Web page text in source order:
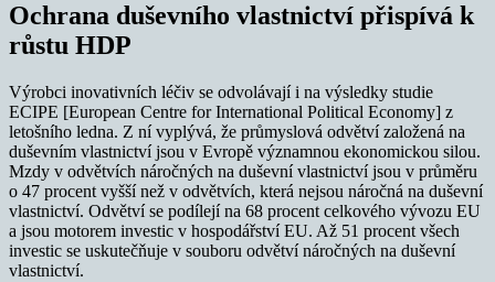
Ochrana duševního vlastnictví přispívá k
růstu HDP
Výrobci inovativních léčiv se odvolávají i na výsledky studie
ECIPE [European Centre for International Political Economy] z
letošního ledna. Z ní vyplývá, že průmyslová odvětví založená na
duševním vlastnictví jsou v Evropě významnou ekonomickou silou.
Mzdy v odvětvích náročných na duševní vlastnictví jsou v průměru
o 47 procent vyšší než v odvětvích, která nejsou náročná na duševní
vlastnictví. Odvětví se podílejí na 68 procent celkového vývozu EU
a jsou motorem investic v hospodářství EU. Až 51 procent všech
investic se uskutečňuje v souboru odvětví náročných na duševní
vlastnictví.